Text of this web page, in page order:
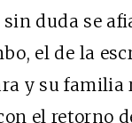
duda se
el de la
y su familia
el retorno